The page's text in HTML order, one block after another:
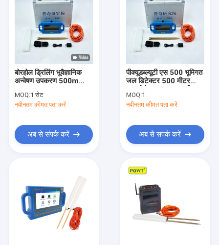
बोरहोल ड्रिलिंग भूवैज्ञानिक
अन्वेषण उपकरण 500m
PQWT S500 वाटर
डिटेक्टर
MOQ:1 सेट
नवीनतम कीमत पता करें
अब से संपर्क करें
पीक्यूडब्ल्यूटी एस 500 भूमिगत
जल डिटेक्टर 500 मीटर
वारंटी
MOQ:1
नवीनतम कीमत पता करें
अब से संपर्क करें